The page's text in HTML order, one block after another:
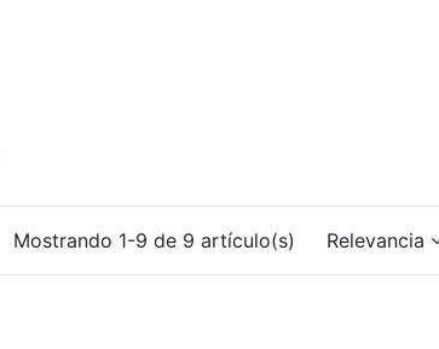
Mostrando 1-9 de 9 artículo(s) Relevancia